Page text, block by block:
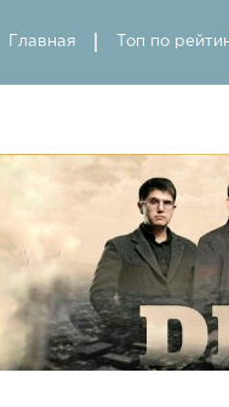
Главная Топ по